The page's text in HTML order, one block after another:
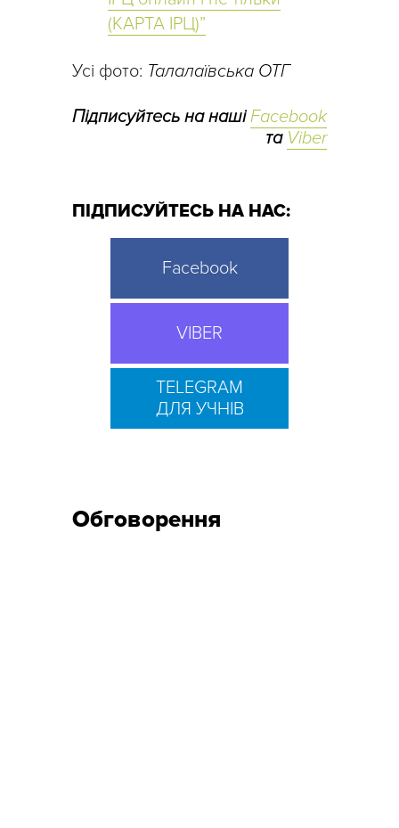
(КАРТА ІРЦ)”
Усі фото: Талалаївська ОТГ
Підписуйтесь на нашіFacebook
та Viber
ПІДПИСУЙТЕСЬ НА НАС:
Facebook
VIBER
TELEGRAM
ДЛЯ УЧНІВ
Обговорення